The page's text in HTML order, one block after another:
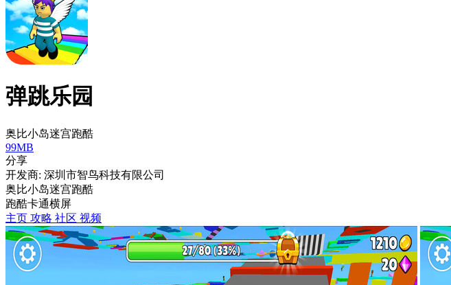
弹跳乐园
奥比小岛迷宫跑酷
99MB
分享
开发商: 深圳市智鸟科技有限公司
奥比小岛迷宫跑酷
跑酷卡通横屏
主页 攻略 社区 视频